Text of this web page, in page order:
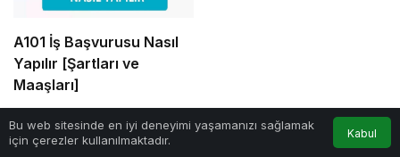
A101 İş Başvurusu Nasıl
Yapılır [Şartları ve
Maaşları]
Youtube ile para kazanma yollarını öğrenerek
Bu web sitesinde en iyi deneyimi yaşamanızı sağlamak
için çerezler kullanılmaktadır.
Kabul
Anasayfa Akış Bildirimler
0